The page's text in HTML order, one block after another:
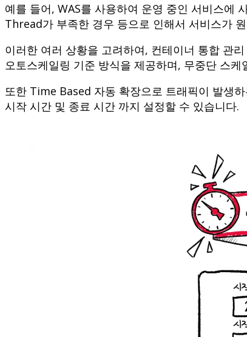
예를 들어, WAS를 사용하여 운영 중인 서비스에
Thread가 부족한 경우 등으로 인해서 서비스가
이러한 여러 상황을 고려하여, 컨테이너 통합 관
오토스케일링 기준 방식을 제공하며, 무중단 스케
또한 Time Based 자동 확장으로 트래픽이 발생
시작 시간 및 종료 시간 까지 설정할 수 있습니다.